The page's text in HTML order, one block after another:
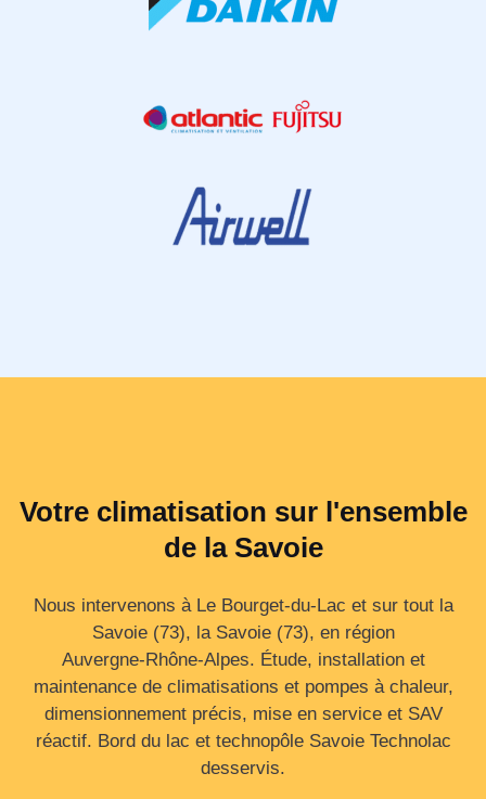
Votre climatisation sur l'ensemble
de la Savoie
Nous intervenons à Le Bourget-du-Lac et sur tout la
Savoie (73), la Savoie (73), en région
Auvergne‑Rhône‑Alpes. Étude, installation et
maintenance de climatisations et pompes à chaleur,
dimensionnement précis, mise en service et SAV
réactif. Bord du lac et technopôle Savoie Technolac
desservis.